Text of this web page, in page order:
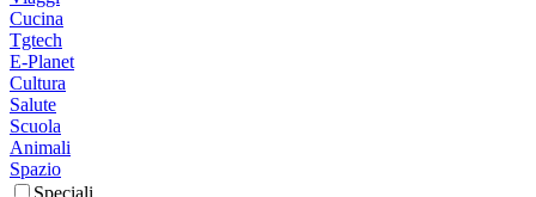
Cucina
Tgtech
E-Planet
Cultura
Salute
Scuola
Animali
Spazio